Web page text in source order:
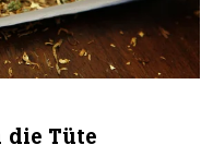
Tüte